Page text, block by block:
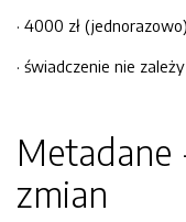
· 4000 zł
· świadczenie nie
Metadane
zmian